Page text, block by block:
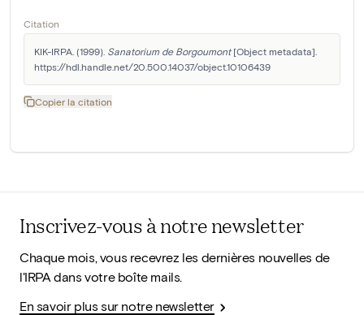
Citation
KIK-IRPA. (1999). Sanatorium de Borgoumont [Object metadata].
https://hdl.handle.net/20.500.14037/object.10106439
Copier la citation
Inscrivez-vous à notre newsletter
Chaque mois, vous recevrez les dernières nouvelles de
l'IRPA dans votre boîte mails.
En savoir plus sur notre newsletter